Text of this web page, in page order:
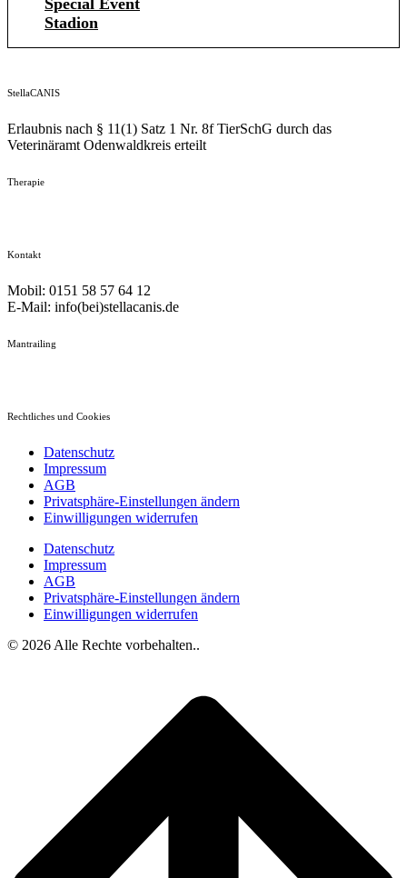
Special Event
Stadion
StellaCANIS
Erlaubnis nach § 11(1) Satz 1 Nr. 8f TierSchG durch das
Veterinäramt Odenwaldkreis erteilt
Therapie
Kontakt
Mobil: 0151 58 57 64 12
E-Mail: info(bei)stellacanis.de
Mantrailing
Rechtliches und Cookies
Datenschutz
Impressum
AGB
Privatsphäre-Einstellungen ändern
Einwilligungen widerrufen
Datenschutz
Impressum
AGB
Privatsphäre-Einstellungen ändern
Einwilligungen widerrufen
© 2026 Alle Rechte vorbehalten..